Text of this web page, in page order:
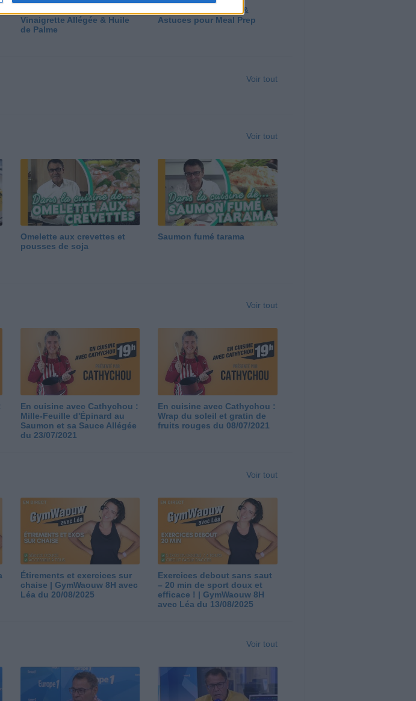
Vinaigrette Allégée & Huile
de Palme
Panga, Huile d'Olive &
Astuces pour Meal Prep
Voir tout
Voir tout
Omelette aux crevettes et
pousses de soja
Saumon fumé tarama
Voir tout
En cuisine avec Cathychou :
Mille-Feuille d'Épinard au
Saumon et sa Sauce Allégée
du 23/07/2021
En cuisine avec Cathychou :
Wrap du soleil et gratin de
fruits rouges du 08/07/2021
Voir tout
Étirements et exercices sur
chaise | GymWaouw 8H avec
Léa du 20/08/2025
Exercices debout sans saut
– 20 min de sport doux et
efficace ! | GymWaouw 8H
avec Léa du 13/08/2025
Voir tout